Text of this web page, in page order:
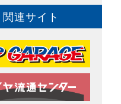
関連サイト